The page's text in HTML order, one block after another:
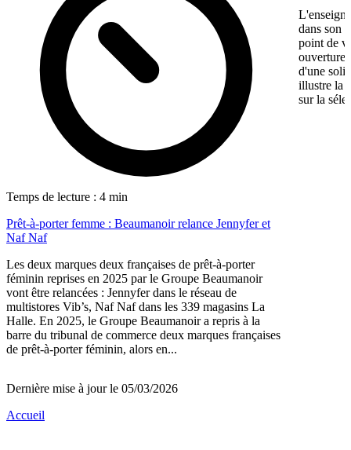
Temps de lecture : 4 min
Prêt-à-porter femme : Beaumanoir relance Jennyfer et
Naf Naf
Les deux marques deux françaises de prêt-à-porter
féminin reprises en 2025 par le Groupe Beaumanoir
vont être relancées : Jennyfer dans le réseau de
multistores Vib’s, Naf Naf dans les 339 magasins La
Halle. En 2025, le Groupe Beaumanoir a repris à la
barre du tribunal de commerce deux marques françaises
de prêt-à-porter féminin, alors en...
dans son
point de
ouverture,
d'une
illustre la
sur la
Dernière mise à jour le 05/03/2026
Accueil